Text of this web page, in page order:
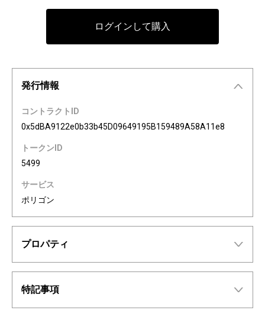
mbination patterns of "character x expression x background color."
ログインして購入
発行情報
コントラクトID
0x5dBA9122e0b33b45D09649195B159489A58A11e8
トークンID
5499
サービス
ポリゴン
プロパティ
特記事項